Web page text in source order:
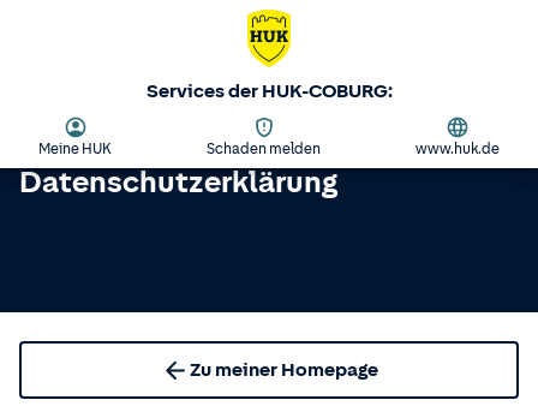
Services der HUK-COBURG:
Meine HUK Schaden melden www.huk.de
Datenschutzerklärung
Zu meiner Homepage